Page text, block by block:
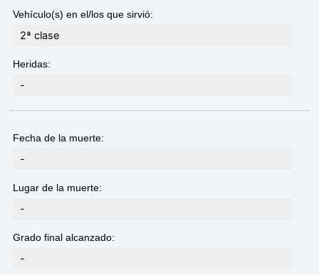
Vehículo(s) en el/los que sirvió:
2ª clase
Heridas:
-
Fecha de la muerte:
-
Lugar de la muerte:
-
Grado final alcanzado:
-